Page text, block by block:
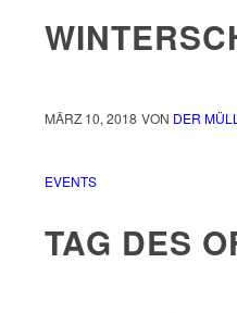
MÄRZ 10, 2018 VON DER
EVENTS
TAG DES